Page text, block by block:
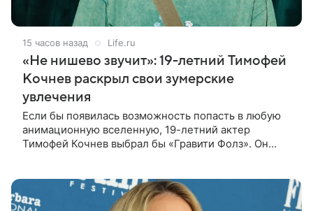
15 часов назад Life.ru
«Не нишево звучит»: 19-летний Тимофей
Кочнев раскрыл свои зумерские
увлечения
Если бы появилась возможность попасть в любую
анимационную вселенную, 19-летний актер
Тимофей Кочнев выбрал бы «Гравити Фолз». Он